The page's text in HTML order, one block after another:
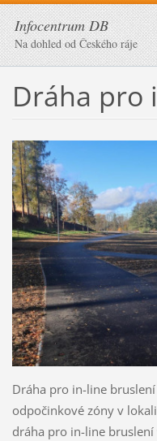
Infocentrum DB
Na dohled od Českého ráje
Dráha pro
Dráha pro in-line
odpočinkové zóny v
dráha pro in-line